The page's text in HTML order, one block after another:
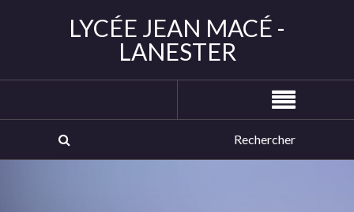
LYCÉE JEAN MACÉ -
LANESTER